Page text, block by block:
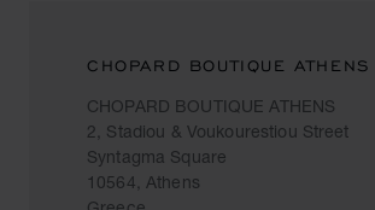
CHOPARD BOUTIQUE ATHENS
CHOPARD BOUTIQUE ATHENS
2, Stadiou & Voukourestiou Street
Syntagma Square
10564, Athens